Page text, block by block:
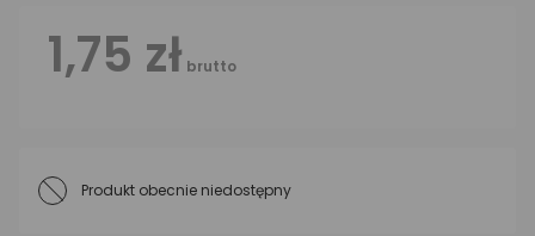
1,75 zł brutto
Produkt obecnie niedostępny